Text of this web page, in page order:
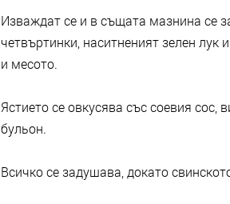
Изваждат се и в същата мазнина се
четвъртинки, наситненият зелен
и месото.
Ястието се овкусява със соевия сос,
бульон.
Всичко се задушава, докато